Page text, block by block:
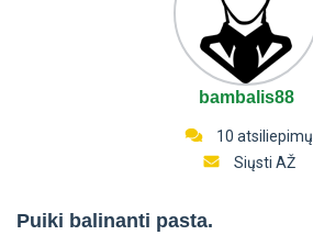
bambalis88
10 atsiliepimų
Siųsti AŽ
Puiki balinanti pasta.